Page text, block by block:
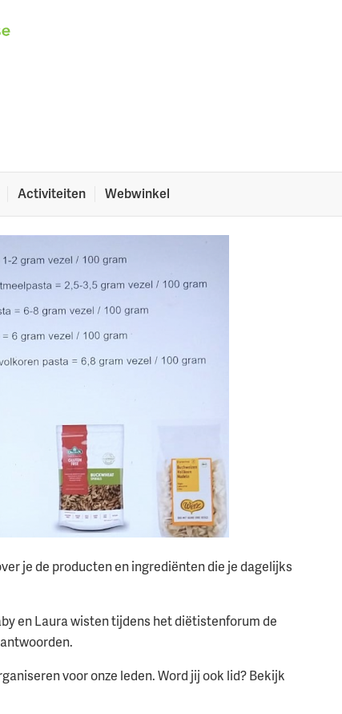
Activiteiten Webwinkel
succes!
je de producten en ingrediënten die je dagelijks
en Laura wisten tijdens het diëtistenforum de
voor onze leden. Word jij ook lid? Bekijk